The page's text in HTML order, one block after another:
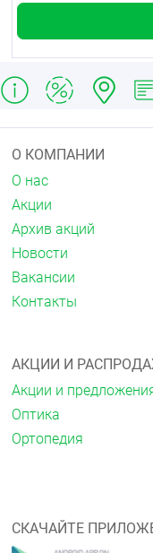
О КОМПАНИИ
О нас
Акции
Архив акций
Новости
Вакансии
Контакты
АКЦИИ И
Акции и
Оптика
Ортопедия
СКАЧАЙТЕ